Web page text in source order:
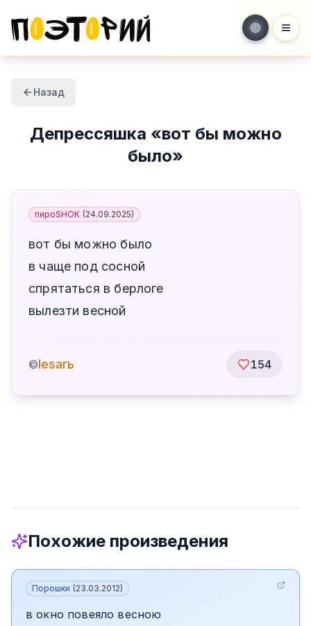
Назад
Депрессяшка «вот бы можно
было»
пироSHOK (24.09.2025)
вот бы можно было
в чаще под сосной
спрятаться в берлоге
вылезти весной
©lesarь 154
Похожие произведения
Порошки (23.03.2012)
в окно повеяло весною